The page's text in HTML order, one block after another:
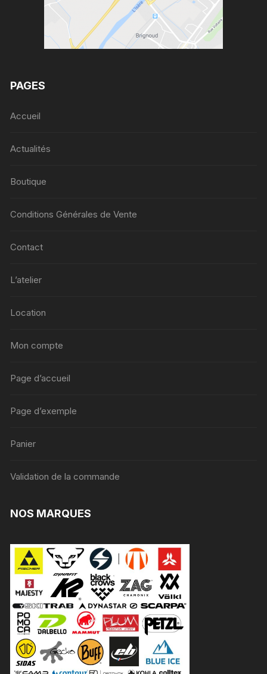
PAGES
Accueil
Actualités
Boutique
Conditions Générales de Vente
Contact
L’atelier
Location
Mon compte
Page d’accueil
Page d’exemple
Panier
Validation de la commande
NOS MARQUES